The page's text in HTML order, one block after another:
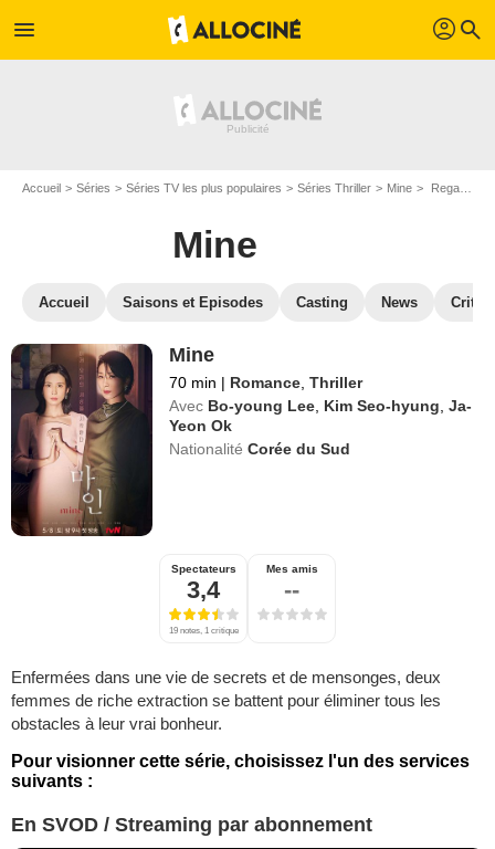
menu profil search
Accueil Séries Séries TV les plus populaires Séries Thriller Mine Regarder Mine en SVOD
Mine
Accueil Saisons et Episodes Casting News
Mine
70 min | Romance ,Thriller
Avec Bo-young Lee Kim Seo-hyung ,Ja-
Yeon Ok
Nationalité Corée du Sud
Spectateurs
3,4
19 notes, 1 critique
Mes amis
--
Enfermées dans une vie de secrets et de mensonges, deux
femmes de riche extraction se battent pour éliminer tous les
obstacles à leur vrai bonheur.
Pour visionner cette série, choisissez l'un des services
suivants :
En SVOD / Streaming par abonnement